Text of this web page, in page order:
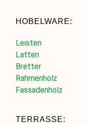
HOBELWARE:
Leisten
Latten
Bretter
Rahmenholz
Fassadenholz
TERRASSE: